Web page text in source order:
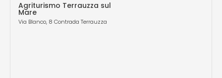
Agriturismo Terrauzza sul
Mare
Via Blanco, 8 Contrada Terrauzza